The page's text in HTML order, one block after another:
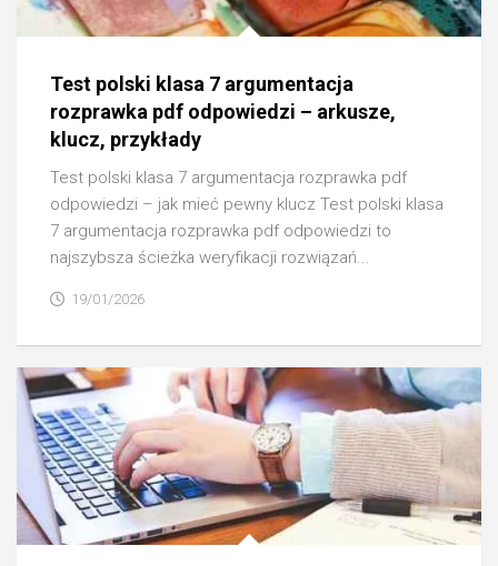
Test polski klasa 7 argumentacja
rozprawka pdf odpowiedzi – arkusze,
klucz, przykłady
Test polski klasa 7 argumentacja rozprawka pdf
odpowiedzi – jak mieć pewny klucz Test polski klasa
7 argumentacja rozprawka pdf odpowiedzi to
najszybsza ścieżka weryfikacji rozwiązań...
19/01/2026